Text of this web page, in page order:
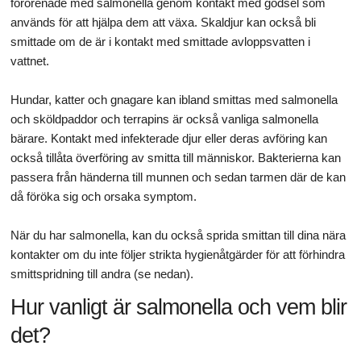
förorenade med salmonella genom kontakt med gödsel som
används för att hjälpa dem att växa. Skaldjur kan också bli
smittade om de är i kontakt med smittade avloppsvatten i
vattnet.
Hundar, katter och gnagare kan ibland smittas med salmonella
och sköldpaddor och terrapins är också vanliga salmonella
bärare. Kontakt med infekterade djur eller deras avföring kan
också tillåta överföring av smitta till människor. Bakterierna kan
passera från händerna till munnen och sedan tarmen där de kan
då föröka sig och orsaka symptom.
När du har salmonella, kan du också sprida smittan till dina nära
kontakter om du inte följer strikta hygienåtgärder för att förhindra
smittspridning till andra (se nedan).
Hur vanligt är salmonella och vem blir
det?